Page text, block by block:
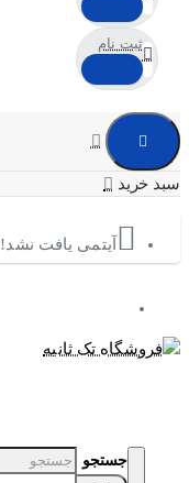
ثبت نام
آیتمی یافت نشد!
جستجو